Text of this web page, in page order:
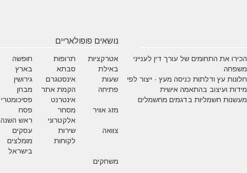
הכירו את התחומים של עורך דין לענייני
משפחה
חלונות עץ ודלתות כניסה מעץ - ייצור לפי
מידות ועיצוב בהתאמה אישית
מעשנות חשמליות בדגמים מחשמלים
נושאים פופולאריים
אטרקציות
באילת
תרופות
סבתא
חופשה
בארץ
שעות
פתיחה
אינסטגרם
גירושין
הקמת אתר
אינטרנט
מבחן
פסיכומטרי
מזג אוויר
מסחר
אלקטרוני
פסח
ראש השנה
צוואה
שירות
לקוחות
עסקים
מומלצים
בישראל
משחקים